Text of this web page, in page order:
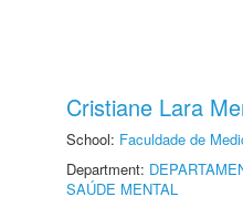
Cristiane Lara
School: Faculdade de
Department:
SAÚDE MENTAL